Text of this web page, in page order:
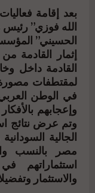
بعد إقامة
الله فوزي”
الحسيني”
إثمار القادمة
القادمة داخل
لمقتطفات مصورة
في الوطن
وإعجابهم
وتم عرض نتائج
الجالية
مصر بالنسب
استثماراتهم
والاستثمار